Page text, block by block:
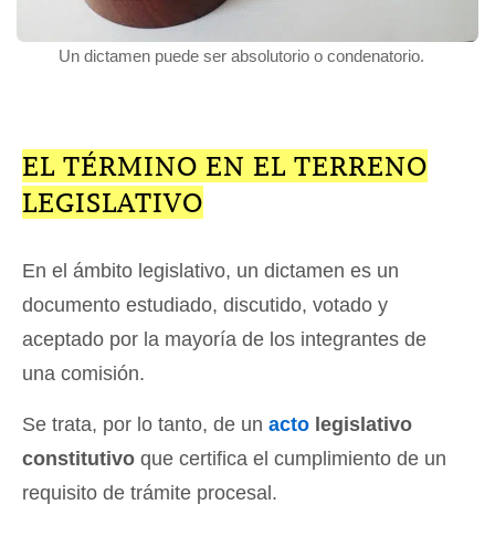
Un dictamen puede ser absolutorio o condenatorio.
EL TÉRMINO EN EL TERRENO
LEGISLATIVO
En el ámbito legislativo, un dictamen es un
documento estudiado, discutido, votado y
aceptado por la mayoría de los integrantes de
una comisión.
Se trata, por lo tanto, de un acto legislativo
constitutivo que certifica el cumplimiento de un
requisito de trámite procesal.